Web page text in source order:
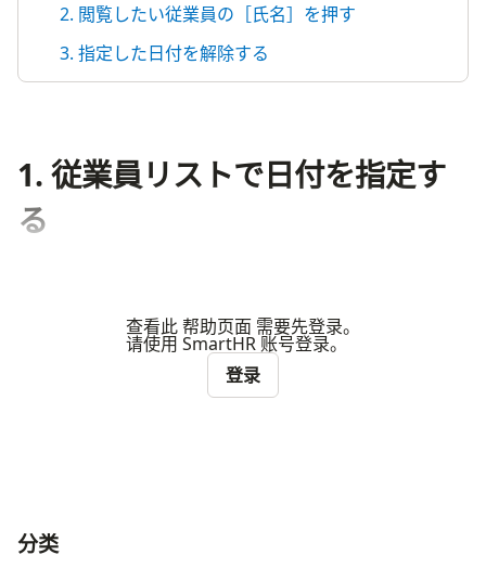
2. 閲覧したい従業員の［氏名］を押す
3. 指定した日付を解除する
1. 従業員リストで日付を指定す
る
查看此 帮助页面 需要先登录。
请使用 SmartHR 账号登录。
登录
ナビゲーションメニュー
分类